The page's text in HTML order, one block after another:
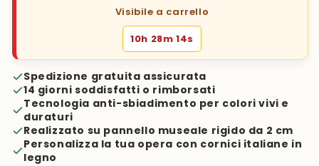
Visibile a carrello
10h 28m 13s
Spedizione gratuita assicurata
14 giorni soddisfatti o rimborsati
Tecnologia anti-sbiadimento per colori vivi e
duraturi
Realizzato su pannello museale rigido da 2 cm
Personalizza la tua opera con cornici italiane in
legno